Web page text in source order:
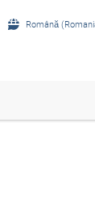
Română